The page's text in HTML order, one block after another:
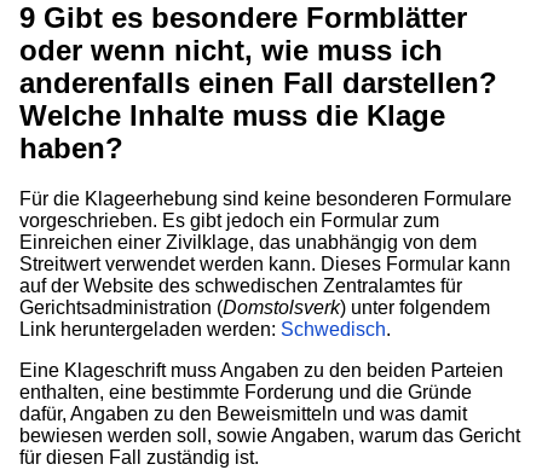
9 Gibt es besondere Formblätter
oder wenn nicht, wie muss ich
anderenfalls einen Fall darstellen?
Welche Inhalte muss die Klage
haben?
Für die Klageerhebung sind keine besonderen Formulare
vorgeschrieben. Es gibt jedoch ein Formular zum
Einreichen einer Zivilklage, das unabhängig von dem
Streitwert verwendet werden kann. Dieses Formular kann
auf der Website des schwedischen Zentralamtes für
Gerichtsadministration (Domstolsverk) unter folgendem
Link heruntergeladen werden: Schwedisch.
Eine Klageschrift muss Angaben zu den beiden Parteien
enthalten, eine bestimmte Forderung und die Gründe
dafür, Angaben zu den Beweismitteln und was damit
bewiesen werden soll, sowie Angaben, warum das Gericht
für diesen Fall zuständig ist.